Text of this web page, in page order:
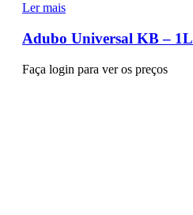
Ler mais
Adubo Universal KB – 1L
Faça login para ver os preços